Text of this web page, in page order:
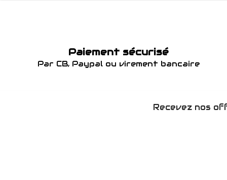
Paiement sécurisé
Par CB, Paypal ou virement bancaire
Recevez nos